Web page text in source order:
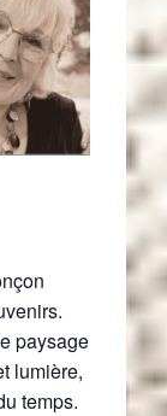
paysage
lumière,
temps.